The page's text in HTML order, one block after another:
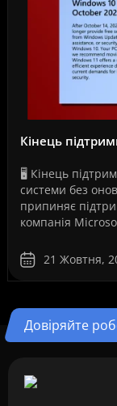
Кінець
🖥️ Кінець
системи без
припиняє
компанія
21 Жовтня,
Довіряйте